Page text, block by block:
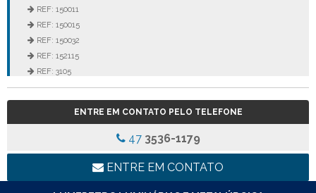
REF: 150011
REF: 150015
REF: 150032
REF: 152115
REF: 3105
REF: 3106
REF: 5105
LINHA LUMINÁRIA COMERCIAL DE EMBUTIR
REF: 102005
ENTRE EM CONTATO PELO TELEFONE
47 3536-1179
ENTRE EM CONTATO